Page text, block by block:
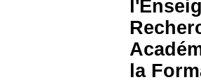
la